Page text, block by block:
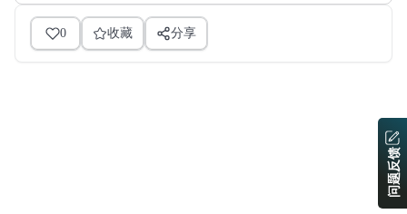
0 收藏 分享
问题反馈